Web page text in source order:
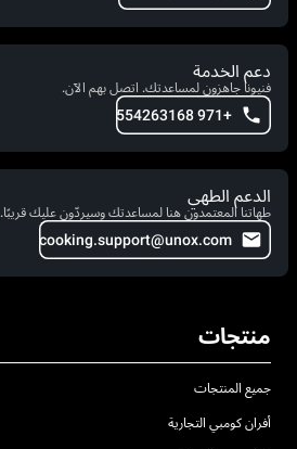
دعم الخدمة
فنيونا جاهزون لمساعدتك. اتصل بهم الآن.
+971 554263168
الدعم الطهي
طهاتنا المعتمدون هنا لمساعدتك وسيردّون عليك قريبًا.
cooking.support@unox.com
منتجات
جميع المنتجات
أفران كومبي التجارية